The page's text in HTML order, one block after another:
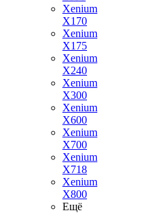
Xenium
X170
Xenium
X175
Xenium
X240
Xenium
X300
Xenium
X600
Xenium
X700
Xenium
X718
Xenium
X800
Ещё